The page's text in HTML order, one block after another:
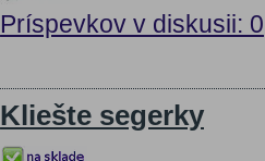
Príspevkov v diskusii: 0
Kliešte segerky